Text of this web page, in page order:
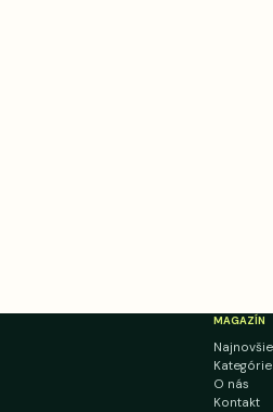
MAGAZÍN
Kategórie
O nás
Kontakt